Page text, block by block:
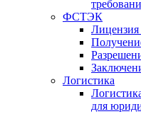
ФСТЭК
Логистика
для